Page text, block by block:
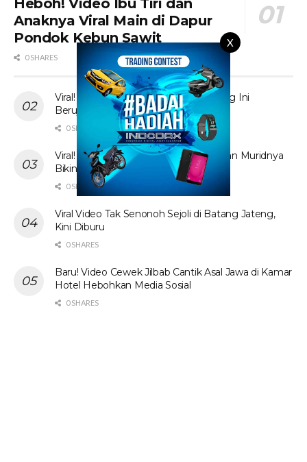
X
Heboh! Video Ibu Tiri dan
Anaknya Viral Main di Dapur
Pondok Kebun Sawit
0 SHARES
Viral! Tante Prank Ojol di Kolam Renang Ini
Berujung Tak Terduga
0 SHARES
Viral! Video Ibu Guru Bahasa Inggris dan Muridnya
Bikin Heboh Jagat Maya
0 SHARES
Viral Video Tak Senonoh Sejoli di Batang Jateng,
Kini Diburu
0 SHARES
Baru! Video Cewek Jilbab Cantik Asal Jawa di Kamar
Hotel Hebohkan Media Sosial
0 SHARES